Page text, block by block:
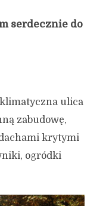
serdecznie do
ulica
zabudowę,
krytymi
ogródki